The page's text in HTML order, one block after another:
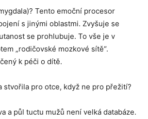
Tento emoční procesor
s jinými oblastmi. Zvyšuje se
se prohlubuje. To vše je v
„rodičovské mozkové sítě“.
k péči o dítě.
stvořila pro otce, když ne pro přežití?
a půl tuctu mužů není velká databáze.